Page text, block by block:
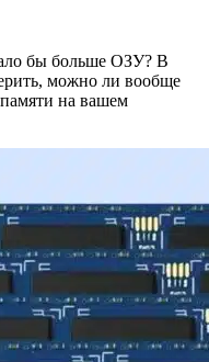
бы больше ОЗУ? В
можно ли вообще
на вашем